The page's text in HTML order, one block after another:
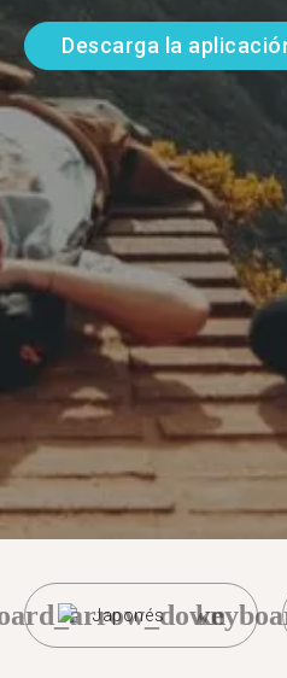
Descarga la
Japonés